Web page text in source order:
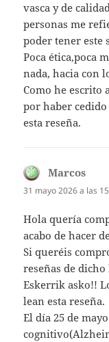
vasca y de
personas me
poder tener este
Poca ética,poca
nada, hacia con
Como he escrito
por haber
esta reseña.
Marcos
31 mayo 2026 a las
Hola quería
acabo de hacer
Si queréis
reseñas de
Eskerrik asko!!
lean esta reseña.
El día 25 de